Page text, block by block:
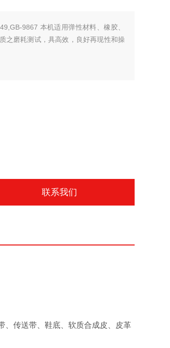
9867 本机适用弹性材料、橡胶、
之磨耗测试，具高效，良好再现性和操
联系我们
传送带、鞋底、软质合成皮、皮革